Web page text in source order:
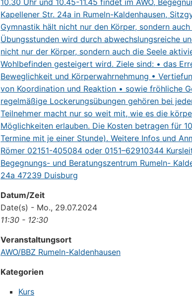
Datum/Zeit
Date(s) - Mo., 29.07.2024
11:30 - 12:30
Veranstaltungsort
AWO/BBZ Rumeln-Kaldenhausen
Kategorien
Kurs